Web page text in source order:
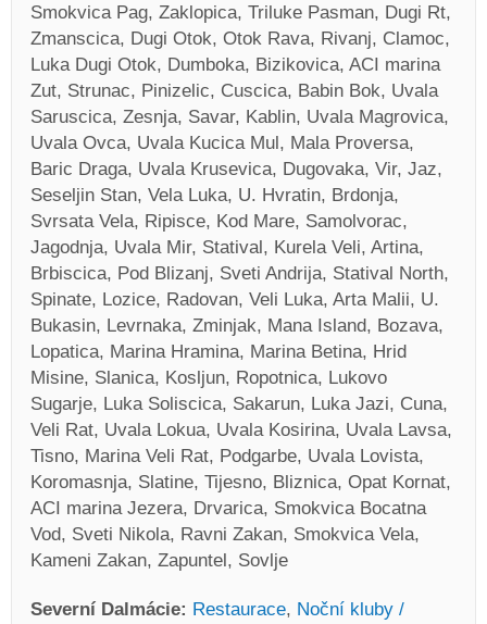
Smokvica Pag, Zaklopica, Triluke Pasman, Dugi Rt,
Zmanscica, Dugi Otok, Otok Rava, Rivanj, Clamoc,
Luka Dugi Otok, Dumboka, Bizikovica, ACI marina
Zut, Strunac, Pinizelic, Cuscica, Babin Bok, Uvala
Saruscica, Zesnja, Savar, Kablin, Uvala Magrovica,
Uvala Ovca, Uvala Kucica Mul, Mala Proversa,
Baric Draga, Uvala Krusevica, Dugovaka, Vir, Jaz,
Seseljin Stan, Vela Luka, U. Hvratin, Brdonja,
Svrsata Vela, Ripisce, Kod Mare, Samolvorac,
Jagodnja, Uvala Mir, Statival, Kurela Veli, Artina,
Brbiscica, Pod Blizanj, Sveti Andrija, Statival North,
Spinate, Lozice, Radovan, Veli Luka, Arta Malii, U.
Bukasin, Levrnaka, Zminjak, Mana Island, Bozava,
Lopatica, Marina Hramina, Marina Betina, Hrid
Misine, Slanica, Kosljun, Ropotnica, Lukovo
Sugarje, Luka Soliscica, Sakarun, Luka Jazi, Cuna,
Veli Rat, Uvala Lokua, Uvala Kosirina, Uvala Lavsa,
Tisno, Marina Veli Rat, Podgarbe, Uvala Lovista,
Koromasnja, Slatine, Tijesno, Bliznica, Opat Kornat,
ACI marina Jezera, Drvarica, Smokvica Bocatna
Vod, Sveti Nikola, Ravni Zakan, Smokvica Vela,
Kameni Zakan, Zapuntel, Sovlje
Severní Dalmácie: Restaurace, Noční kluby /